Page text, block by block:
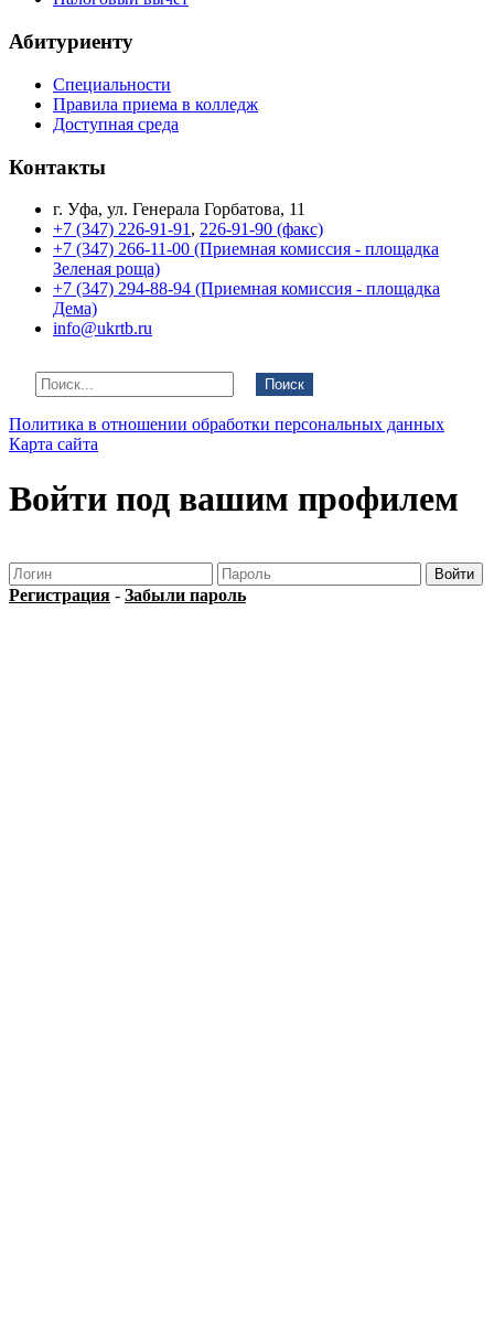
Абитуриенту
Специальности
Правила приема в колледж
Доступная среда
Контакты
г. Уфа, ул. Генерала Горбатова, 11
+7 (347) 226-91-91 , 226-91-90 (факс)
+7 (347) 266-11-00 (Приемная комиссия - площадка
Зеленая роща)
+7 (347) 294-88-94 (Приемная комиссия - площадка
Дема)
info@ukrtb.ru
Поиск
Политика в отношении обработки персональных данных
Карта сайта
Войти под вашим профилем
Регистрация - Забыли пароль